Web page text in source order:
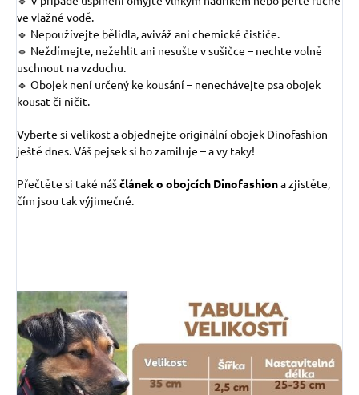
ve vlažné vodě.
🔹 Nepoužívejte bělidla, aviváž ani chemické čističe.
🔹 Neždímejte, nežehlit ani nesušte v sušičce – nechte volně
uschnout na vzduchu.
🔹 Obojek není určený ke kousání – nenechávejte psa obojek
kousat či ničit.
Vyberte si velikost a objednejte originální obojek Dinofashion
ještě dnes. Váš pejsek si ho zamiluje – a vy taky!
Přečtěte si také náščlánek o obojcích Dinofashiona zjistěte,
čím jsou tak výjimečné.